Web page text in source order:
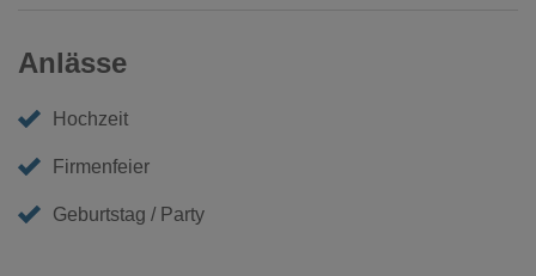
Anlässe
Hochzeit
Firmenfeier
Geburtstag / Party